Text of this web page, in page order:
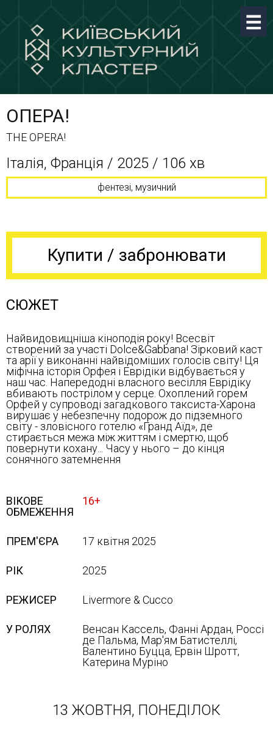
ОПЕРА!
THE OPERA!
Італія, Франція / 2025 / 106 хв
фентезі, музичний
Купити / забронювати
СЮЖЕТ
Найвидовищніша кіноподія року! Всесвіт
створений за участі Dolce&Gabbana! Зірковий каст
та арії у виконанні найвідоміших голосів світу! Ця
міфічна історія Орфея і Еврідіки відбувається у
наш час. Напередодні власного весілля Еврідіку
вбивають пострілом у серце. Охоплений горем
Орфей у супроводі загадкового таксиста-Харона
вирушає у небезпечну подорож до підземного
світу - зловісного готелю «Гранд Аїд», де
стирається межа між життям і смертю, щоб
повернути кохану... Часу у нього – до кінця
сонячного затемнення
ВІКОВЕ
ОБМЕЖЕННЯ
16+
ПРЕМ'ЄРА 17 квітня 2025
РІК 2025
РЕЖИСЕР Livermore & Cucco
У РОЛЯХ
Венсан Кассель, Фанні Ардан, Россі
де Пальма, Мар'ям Батистеллі,
Валентино Буцца, Ервін Шротт,
Катерина Муріно
13 ЖОВТНЯ, ПОНЕДІЛОК